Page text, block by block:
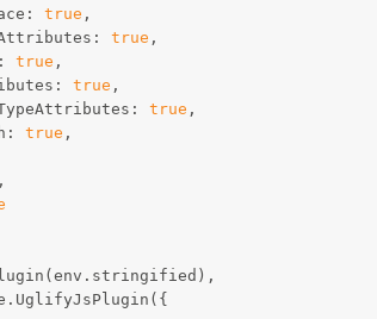
true ,
true ,
true ,
true ,
true ,
true ,
,